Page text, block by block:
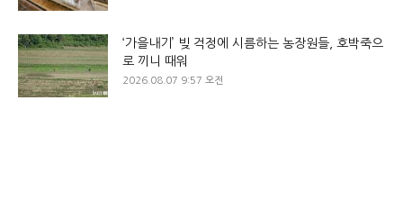
‘가을내기’ 빚 걱정에 시름하는 농장원들, 호박죽으
로 끼니 때워
2026.08.07 9:57 오전